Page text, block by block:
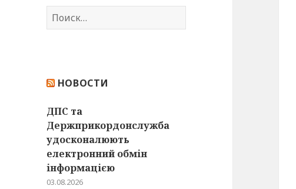
Н
а
:
НОВОСТИ
ДПС та
Держприкордонслужба
удосконалюють
електронний обмін
інформацією
03.08.2026